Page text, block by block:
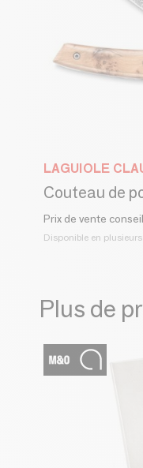
LAGUIOLE
Prix de vente
Disponible en
Plus de